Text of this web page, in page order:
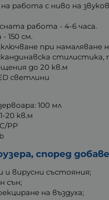
работа с ниво на
работа - 4-6 часа.
150 см.
при намаляване
до 20 кв.м
светлини
100 мл
20 кв.м
PP
според
и вирусни състояния;
сън;
на въздуха;